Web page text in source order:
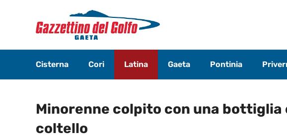
contenuto
Cisterna Cori Latina Gaeta Pontinia
Minorenne colpito con una bottiglia
coltello